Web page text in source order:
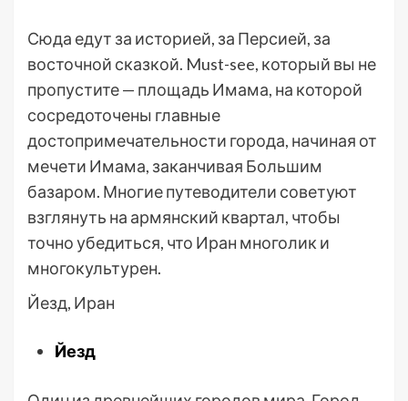
Сюда едут за историей, за Персией, за
восточной сказкой. Must-see, который вы не
пропустите — площадь Имама, на которой
сосредоточены главные
достопримечательности города, начиная от
мечети Имама, заканчивая Большим
базаром. Многие путеводители советуют
взглянуть на армянский квартал, чтобы
точно убедиться, что Иран многолик и
многокультурен.
Йезд, Иран
Йезд